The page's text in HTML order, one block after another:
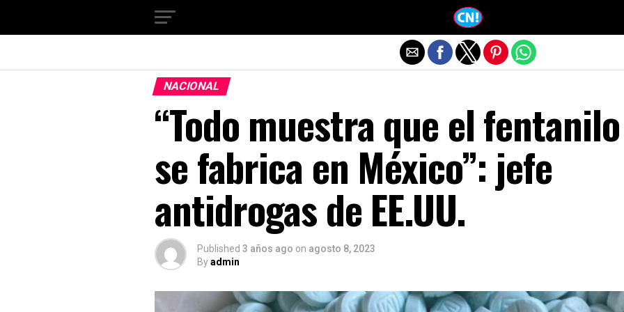
NACIONAL
“Todo muestra que el
se fabrica en México”: jefe
antidrogas de EE.UU.
Published 3 años ago on agosto 8, 2023
Byadmin
Salir de la versión móvil